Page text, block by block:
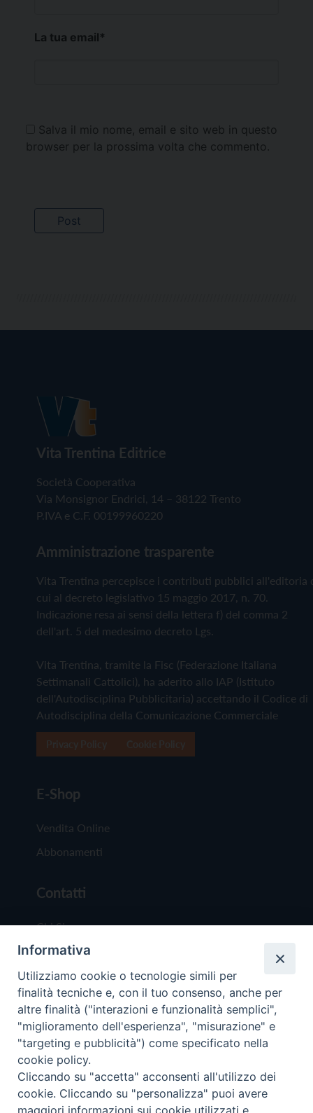
La tua email*
Salva il mio nome, email e sito web in questo
browser per la prossima volta che commento.
Vita Trentina Editrice
Società Cooperativa
Via Monsignor Endrici, 14 – 38122 Trento
P.IVA e C.F. 00199960220
Amministrazione trasparente
Vita Trentina percepisce i contributi pubblici all'editoria
cui al decreto legislativo 15 maggio 2017, n. 70.
Indicazione resa ai sensi della lettera f) del comma 2
dell'art. 5 del medesimo decreto Lgs.
Vita Trentina, tramite la Fisc (Federazione Italiana
Settimanali Cattolici), ha aderito allo IAP (Istituto
dell'Autodisciplina Pubblicitaria) accettando il Codice di
Autodisciplina della Comunicazione Commerciale
E-Shop
Vendita Online
Abbonamenti
Contatti
Chi Siamo
Redazione
Scrivici
Copyright © 2019 - Tutti i diritti riservati - Vita
Trentina Editrice
Informativa
Utilizziamo cookie o tecnologie simili per
finalità tecniche e, con il tuo consenso, anche per
altre finalità ("interazioni e funzionalità semplici",
"miglioramento dell'esperienza", "misurazione" e
"targeting e pubblicità") come specificato nella
cookie policy.
Cliccando su "accetta" acconsenti all'utilizzo dei
cookie. Cliccando su "personalizza" puoi avere